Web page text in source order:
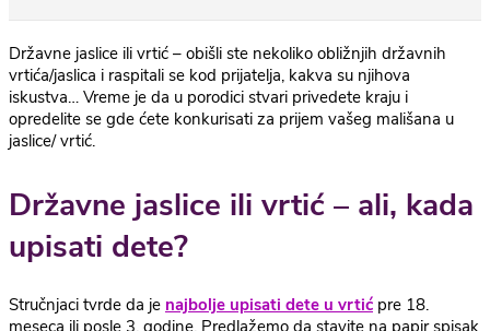
Državne jaslice ili vrtić – obišli ste nekoliko obližnjih državnih
vrtića/jaslica i raspitali se kod prijatelja, kakva su njihova
iskustva… Vreme je da u porodici stvari privedete kraju i
opredelite se gde ćete konkurisati za prijem vašeg mališana u
jaslice/ vrtić.
Državne jaslice ili vrtić – ali, kada
upisati dete?
Stručnjaci tvrde da je najbolje upisati dete u vrtić pre 18.
meseca ili posle 3. godine. Predlažemo da stavite na papir spisak